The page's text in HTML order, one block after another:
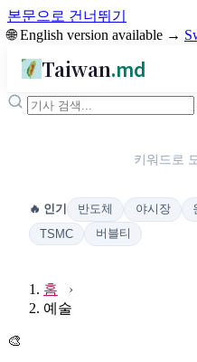
본문으로 건너뛰기
🌐 English version available →
Taiwan.md
키워드로
🔥 인기 반도체 야시장
TSMC
버블티
홈
예술
🎨